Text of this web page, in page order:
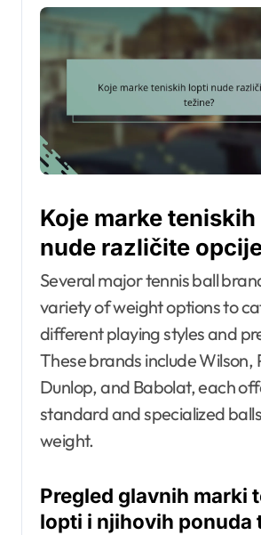
Koje marke
nude različite
Several major tennis ball
variety of weight options to
different playing styles and
These brands include Wilson,
Dunlop, and Babolat, each
standard and specialized
weight.
Pregled glavnih marki
lopti i njihovih ponuda